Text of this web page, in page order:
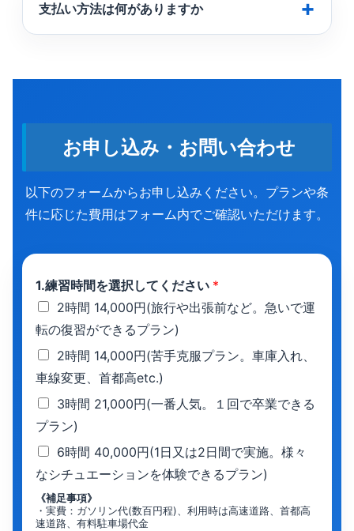
支払い方法は何がありますか
お申し込み・お問い合わせ
以下のフォームからお申し込みください。プランや条
件に応じた費用はフォーム内でご確認いただけます。
1.練習時間を選択してください *
2時間 14,000円(旅行や出張前など。急いで運
転の復習ができるプラン)
2時間 14,000円(苦手克服プラン。車庫入れ、
車線変更、首都高etc.)
3時間 21,000円(一番人気。１回で卒業できる
プラン)
6時間 40,000円(1日又は2日間で実施。様々
なシチュエーションを体験できるプラン)
《補足事項》
・実費：ガソリン代(数百円程)、利用時は高速道路、首都高
速道路、有料駐車場代金